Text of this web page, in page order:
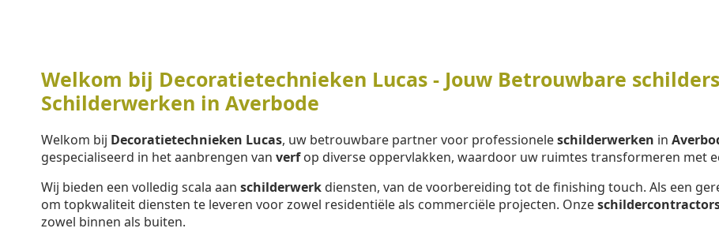
Welkom bij Decoratietechnieken Lucas - Jouw Betrouwbare
Schilderwerken in Averbode
Welkom bij Decoratietechnieken Lucas, uw betrouwbare partner voor professioneleschilderwerken in
gespecialiseerd in het aanbrengen van verfop diverse oppervlakken, waardoor uw ruimtes transformeren met
Wij bieden een volledig scala aan schilderwerk diensten, van de voorbereiding tot de finishing touch. Als een
om topkwaliteit diensten te leveren voor zowel residentiële als commerciële projecten. Onze
zowel binnen als buiten.